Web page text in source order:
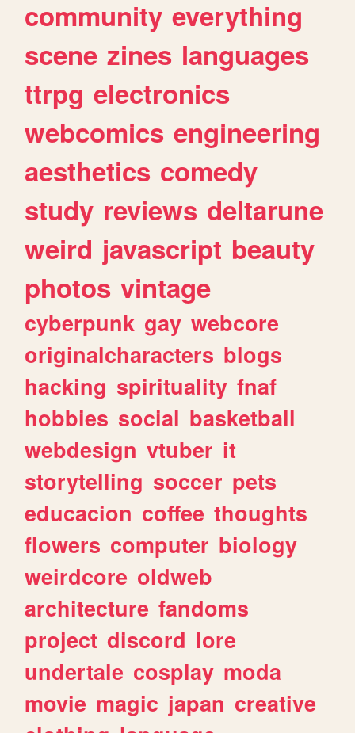
community everything
scene zines languages
ttrpg electronics
webcomics engineering
aesthetics comedy
study reviews deltarune
weird javascript beauty
photos vintage
cyberpunk gay webcore
originalcharacters blogs
hacking spirituality fnaf
hobbies social basketball
webdesign vtuber it
storytelling soccer pets
educacion coffee thoughts
flowers computer biology
weirdcore oldweb
architecture fandoms
project discord lore
undertale cosplay moda
movie magic japan creative